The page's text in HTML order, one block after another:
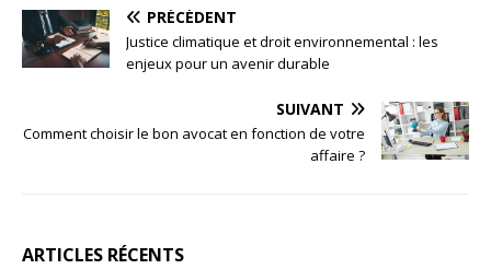
PRÉCÉDENT
Justice climatique et droit environnemental : les
enjeux pour un avenir durable
SUIVANT
Comment choisir le bon avocat en fonction de votre
affaire ?
ARTICLES RÉCENTS